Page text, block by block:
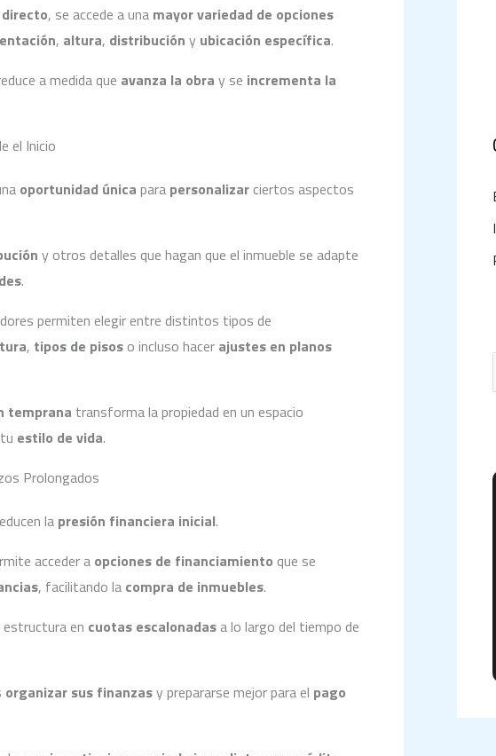
, se accede a una mayor variedad de opciones
, altura, distribución y ubicación específica.
a medida que avanza la obra y se incrementa la
el Inicio
oportunidad única para personalizar ciertos aspectos
y otros detalles que hagan que el inmueble se adapte
.
permiten elegir entre distintos tipos de
, tipos de pisos o incluso hacer ajustes en planos
temprana transforma la propiedad en un espacio
estilo de vida.
Prolongados
la presión financiera inicial.
acceder a opciones de financiamiento que se
, facilitando la compra de inmuebles.
estructura en cuotas escalonadas a lo largo del tiempo de
organizar sus finanzasy prepararse mejor para el pago